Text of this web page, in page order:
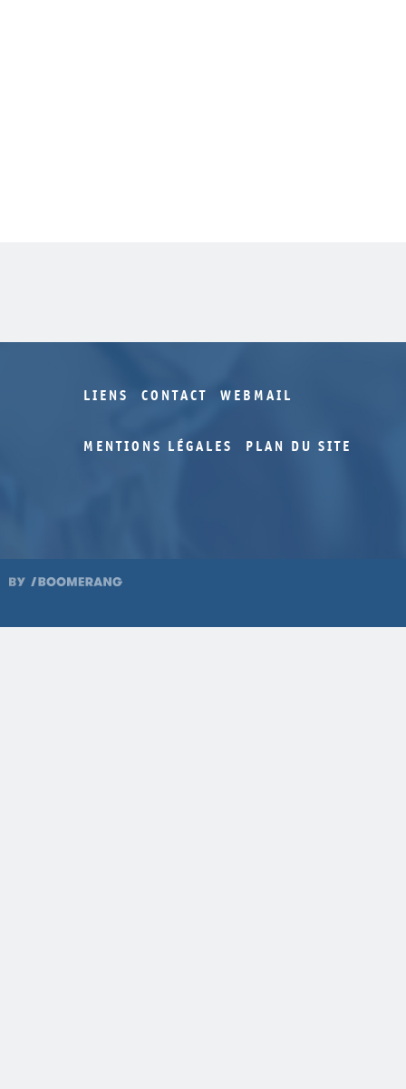
LIENS CONTACT WEBMAIL
MENTIONS LÉGALES PLAN DU SITE